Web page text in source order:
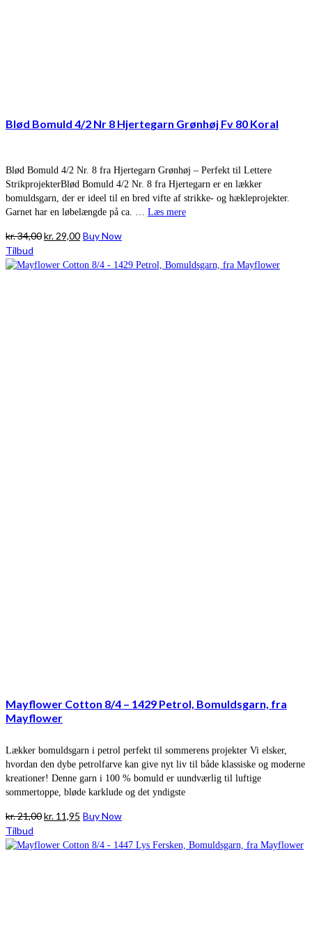
Blød Bomuld 4/2 Nr 8 Hjertegarn Grønhøj Fv 80 Koral
Blød Bomuld 4/2 Nr. 8 fra Hjertegarn Grønhøj – Perfekt til Lettere
StrikprojekterBlød Bomuld 4/2 Nr. 8 fra Hjertegarn er en lækker
bomuldsgarn, der er ideel til en bred vifte af strikke- og hækleprojekter.
Garnet har en løbelængde på ca. … Læs mere
kr.34,00Den
pris
kr. 29,00Den
pris
Buy Now
Tilbud
Mayflower Cotton 8/4 – 1429 Petrol, Bomuldsgarn, fra
Mayflower
Lækker bomuldsgarn i petrol perfekt til sommerens projekter Vi elsker,
hvordan den dybe petrolfarve kan give nyt liv til både klassiske og moderne
kreationer! Denne garn i 100 % bomuld er uundværlig til luftige
sommertoppe, bløde karklude og det yndigste
kr.21,00Den
pris
kr. 11,95 Den
pris
Buy Now
Tilbud